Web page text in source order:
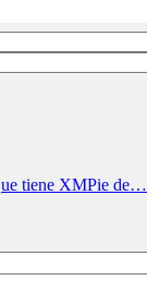
tiene XMPie de…